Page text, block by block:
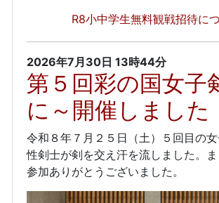
R8小中学生無料観戦招待に
2026年7月30日 13時44分
第５回彩の国女子
に～開催しました
令和８年７月２５日（土）５回目の
性剣士が剣を交え汗を流しました。
参加ありがとうございました。